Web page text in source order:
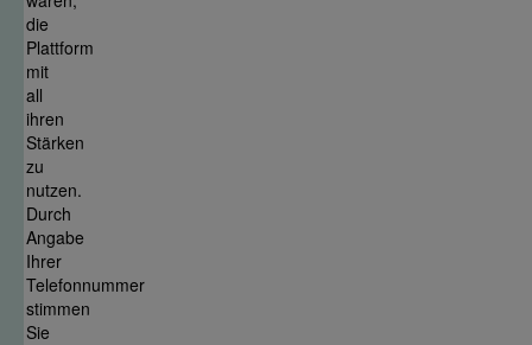
die
Plattform
mit
all
ihren
Stärken
zu
nutzen.
Durch
Angabe
Ihrer
Telefonnummer
stimmen
Sie